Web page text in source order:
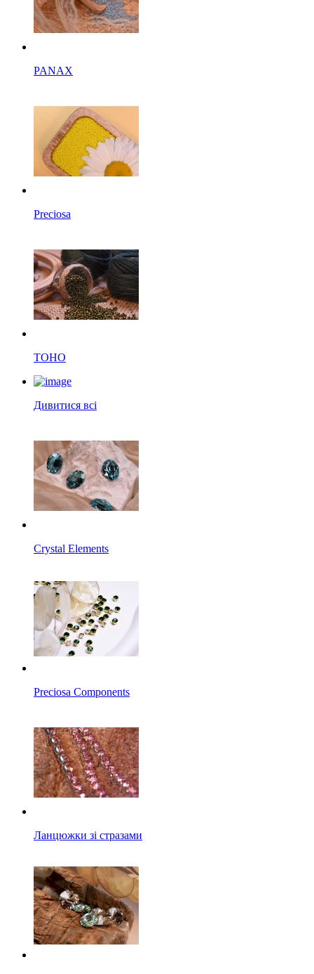
PANAX
Preciosa
TOHO
Дивитися всі
Crystal Elements
Preciosa Components
Ланцюжки зі стразами